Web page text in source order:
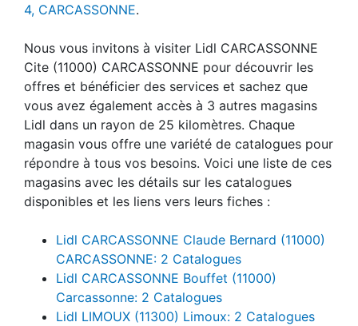
4, CARCASSONNE.
Nous vous invitons à visiter Lidl CARCASSONNE
Cite (11000) CARCASSONNE pour découvrir les
offres et bénéficier des services et sachez que
vous avez également accès à 3 autres magasins
Lidl dans un rayon de 25 kilomètres. Chaque
magasin vous offre une variété de catalogues pour
répondre à tous vos besoins. Voici une liste de ces
magasins avec les détails sur les catalogues
disponibles et les liens vers leurs fiches :
Lidl CARCASSONNE Claude Bernard (11000)
CARCASSONNE: 2 Catalogues
Lidl CARCASSONNE Bouffet (11000)
Carcassonne: 2 Catalogues
Lidl LIMOUX (11300) Limoux: 2 Catalogues